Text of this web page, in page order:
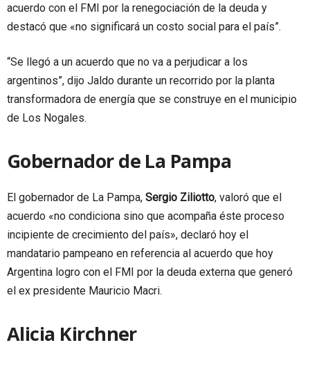
acuerdo con el FMI por la renegociación de la deuda y
destacó que «no significará un costo social para el país”.
“Se llegó a un acuerdo que no va a perjudicar a los
argentinos”, dijo Jaldo durante un recorrido por la planta
transformadora de energía que se construye en el municipio
de Los Nogales.
Gobernador de La Pampa
El gobernador de La Pampa, Sergio Ziliotto, valoró que el
acuerdo «no condiciona sino que acompaña éste proceso
incipiente de crecimiento del país», declaró hoy el
mandatario pampeano en referencia al acuerdo que hoy
Argentina logro con el FMI por la deuda externa que generó
el ex presidente Mauricio Macri.
Alicia Kirchner